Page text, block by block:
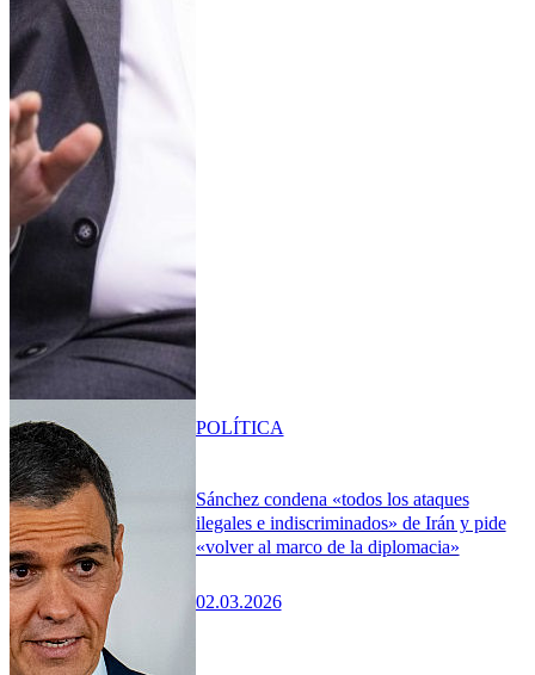
Sánchez condena «todos los ataques
ilegales e indiscriminados» de Irán y pide
«volver al marco de la diplomacia»
02.03.2026
POLÍTICA